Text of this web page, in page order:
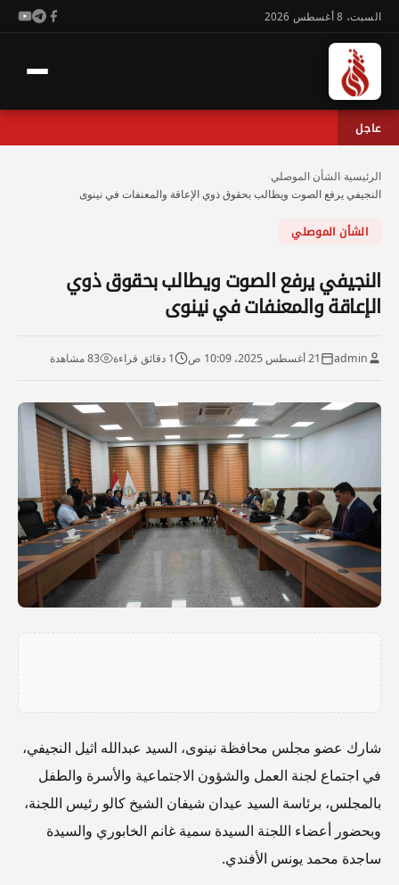
السبت، 8 أغسطس 2026
عاجل
الرئيسية الشأن الموصلي
النجيفي يرفع الصوت ويطالب بحقوق ذوي الإعاقة والمعنفات في نينوى
الشأن الموصلي
النجيفي يرفع الصوت ويطالب بحقوق ذوي
الإعاقة والمعنفات في نينوى
admin 21 أغسطس 2025، 10:09 ص 1 دقائق قراءة 83 مشاهدة
شارك عضو مجلس محافظة نينوى، السيد عبدالله اثيل النجيفي،
في اجتماع لجنة العمل والشؤون الاجتماعية والأسرة والطفل
بالمجلس، برئاسة السيد عيدان شيفان الشيخ كالو رئيس اللجنة،
وبحضور أعضاء اللجنة السيدة سمية غانم الخابوري والسيدة
ساجدة محمد يونس الأفندي.